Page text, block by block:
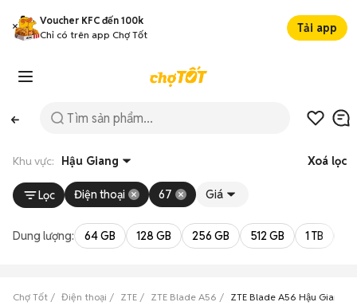
Voucher KFC đến 100k
Chỉ có trên app Chợ Tốt
Tải app
Khu vực: Hậu Giang Xoá lọc
Lọc Điện thoại 67 Giá
Dung lượng: 64 GB 128 GB 256 GB 512 GB 1 TB
Chợ Tốt Điện thoại ZTE ZTE Blade A56 ZTE Blade A56 Hậu Giang